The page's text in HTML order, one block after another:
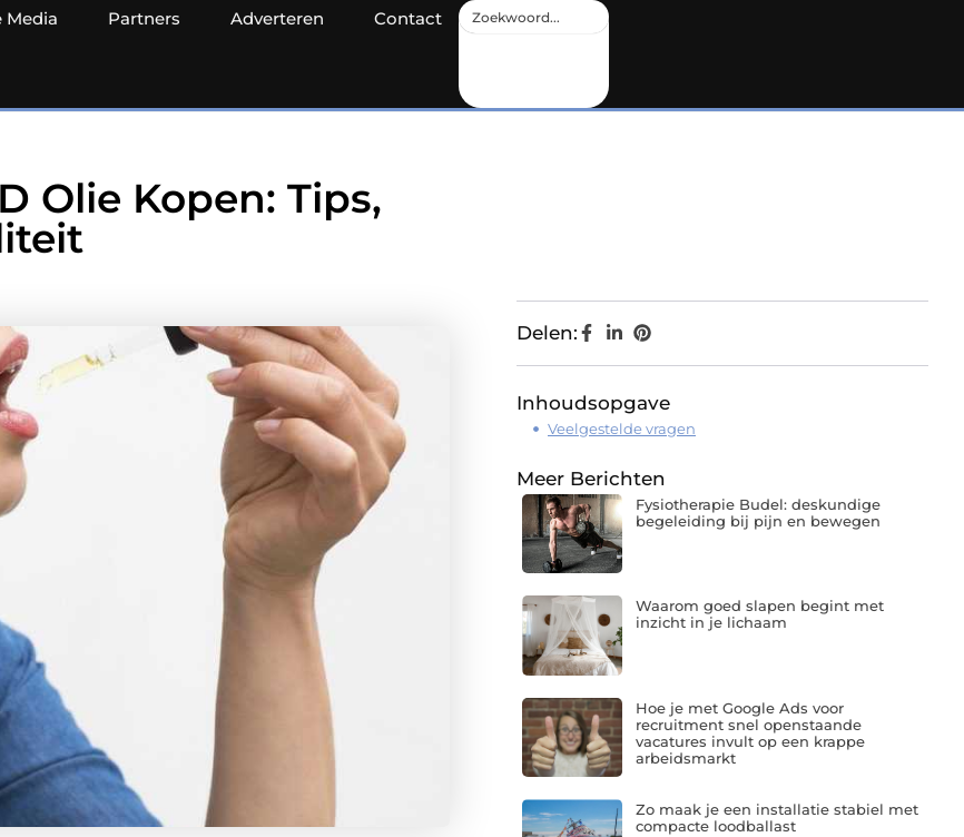
Media Partners Adverteren Contact
Olie Kopen: Tips,
Delen:
Inhoudsopgave
Veelgestelde vragen
Meer Berichten
Fysiotherapie Budel: deskundige
begeleiding bij pijn en bewegen
Waarom goed slapen begint met
inzicht in je lichaam
Hoe je met Google Ads voor
recruitment snel openstaande
vacatures invult op een krappe
arbeidsmarkt
Zo maak je een installatie stabiel met
compacte loodballast